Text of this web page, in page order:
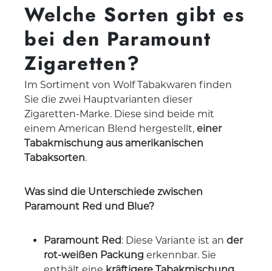
Welche Sorten gibt es
bei den Paramount
Zigaretten?
Im Sortiment von Wolf Tabakwaren finden
Sie die zwei Hauptvarianten dieser
Zigaretten-Marke. Diese sind beide mit
einem American Blend hergestellt, einer
Tabakmischung aus amerikanischen
Tabaksorten.
Was sind die Unterschiede zwischen
Paramount Red und Blue?
Paramount Red: Diese Variante ist an der
rot-weißen Packung erkennbar. Sie